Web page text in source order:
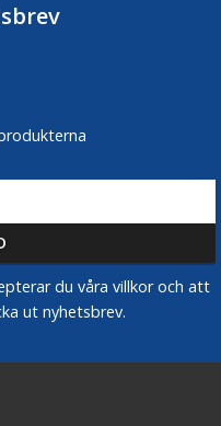
du våra villkor och att
ut nyhetsbrev.